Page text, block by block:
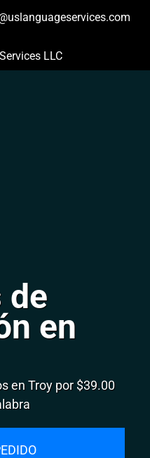
HACER PEDIDO
LLC
de
en
en Troy por $39.00